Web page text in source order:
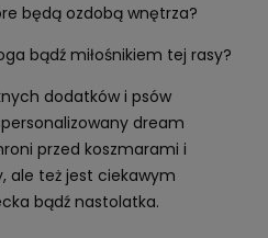
będą ozdobą wnętrza?
bądź miłośnikiem tej rasy?
dodatków i psów
dream
przed koszmarami i
ale też jest ciekawym
bądź nastolatka.